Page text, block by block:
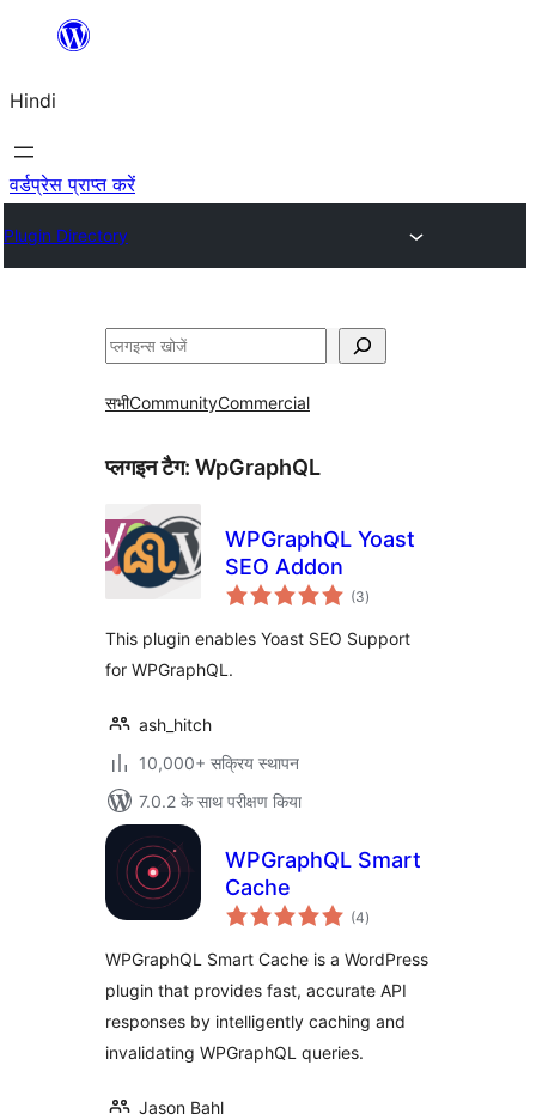
सामग्री
जाएं
Hindi
वर्डप्रेस प्राप्त करें
Plugin Directory
खोजें
सभीCommunityCommercial
प्लगइन टैग: WpGraphQL
WPGraphQL Yoast
SEO Addon
(3कुल
दर)
This plugin enables Yoast SEO Support
for WPGraphQL.
ash_hitch
10,000+ सक्रिय स्थापन
7.0.2 के साथ परीक्षण किया
WPGraphQL Smart
Cache
(4कुल
दर)
WPGraphQL Smart Cache is a WordPress
plugin that provides fast, accurate API
responses by intelligently caching and
invalidating WPGraphQL queries.
Jason Bahl